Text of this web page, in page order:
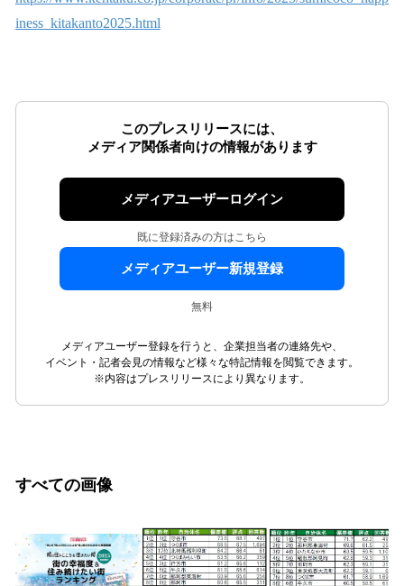
iness_kitakanto2025.html
このプレスリリースには、
メディア関係者向けの情報があります
メディアユーザーログイン
既に登録済みの方はこちら
メディアユーザー新規登録
無料
メディアユーザー登録を行うと、企業担当者の連絡先や、
イベント・記者会見の情報など様々な特記情報を閲覧できます。
※内容はプレスリリースにより異なります。
すべての画像